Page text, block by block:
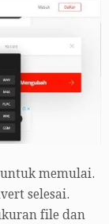
memulai.
selesai.
file dan